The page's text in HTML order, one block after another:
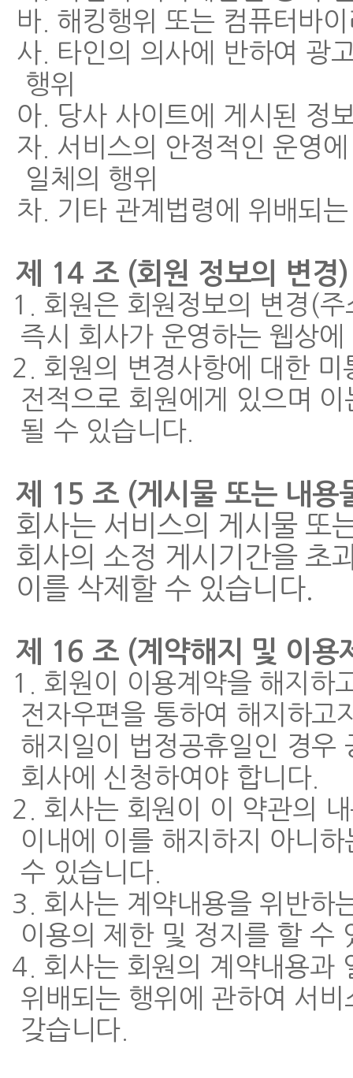
바. 해킹행위 또는 컴퓨터바
사. 타인의 의사에 반하여 광
행위
아. 당사 사이트에 게시된 정
자. 서비스의 안정적인 운영
일체의 행위
차. 기타 관계법령에 위배되
제 14 조 (회원 정보의 변경)
1. 회원은 회원정보의 변경(
즉시 회사가 운영하는 웹상
2. 회원의 변경사항에 대한
전적으로 회원에게 있으며
될 수 있습니다.
제 15 조 (게시물 또는 내용
회사는 서비스의 게시물 또
회사의 소정 게시기간을 초
이를 삭제할 수 있습니다.
제 16 조 (계약해지 및 이용
1. 회원이 이용계약을 해지하
전자우편을 통하여 해지하
해지일이 법정공휴일인 경우
회사에 신청하여야 합니다.
2. 회사는 회원이 이 약관의
이내에 이를 해지하지 아니
수 있습니다.
3. 회사는 계약내용을 위반하
이용의 제한 및 정지를 할 수
4. 회사는 회원의 계약내용과
위배되는 행위에 관하여 서
갖습니다.